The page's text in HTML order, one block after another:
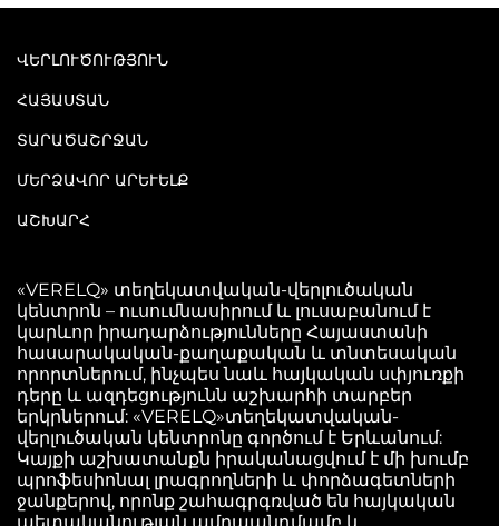
ՎԵՐԼՈՒԾՈՒԹՅՈՒՆ
ՀԱՅԱՍՏԱՆ
ՏԱՐԱԾԱՇՐՋԱՆ
ՄԵՐՁԱՎՈՐ ԱՐԵՒԵԼՔ
ԱՇԽԱՐՀ
«VERELQ» տեղեկատվական-վերլուծական
կենտրոն – ուսումնասիրում և լուսաբանում է
կարևոր իրադարձությունները Հայաստանի
հասարակական-քաղաքական և տնտեսական
որորտներում, ինչպես նաև հայկական սփյուռքի
դերը և ազդեցությունն աշխարհի տարբեր
երկրներում: «VERELQ»տեղեկատվական-
վերլուծական կենտրոնը գործում է Երևանում:
Կայքի աշխատանքն իրականացվում է մի խումբ
պրոֆեսիոնալ լրագրողների և փորձագետների
ջանքերով, որոնք շահագրգռված են հայկական